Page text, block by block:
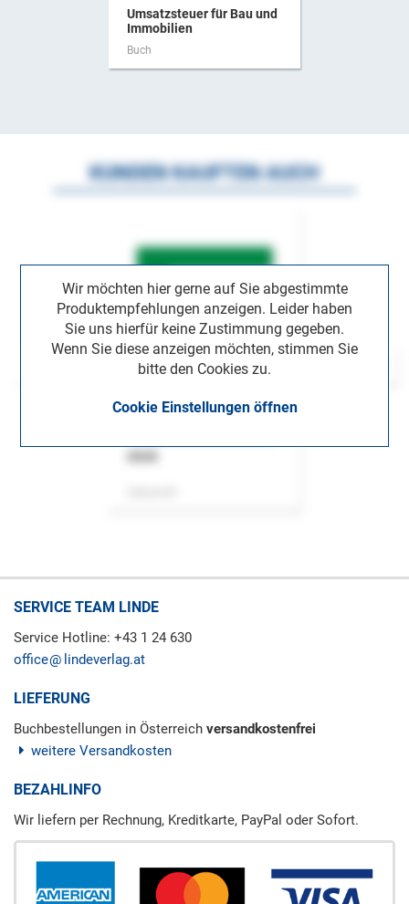
Umsatzsteuer für Bau und
Immobilien
Buch
Wir möchten hier gerne auf Sie abgestimmte
Produktempfehlungen anzeigen. Leider haben
Sie uns hierfür keine Zustimmung gegeben.
Wenn Sie diese anzeigen möchten, stimmen Sie
bitte den Cookies zu.
Cookie Einstellungen öffnen
KUNDEN KAUFTEN AUCH
SERVICE TEAM LINDE
Service Hotline: +43 1 24 630
office
lindeverlag.at
LIEFERUNG
Buchbestellungen in Österreich versandkostenfrei
weitere Versandkosten
BEZAHLINFO
Wir liefern per Rechnung, Kreditkarte, PayPal oder Sofort.